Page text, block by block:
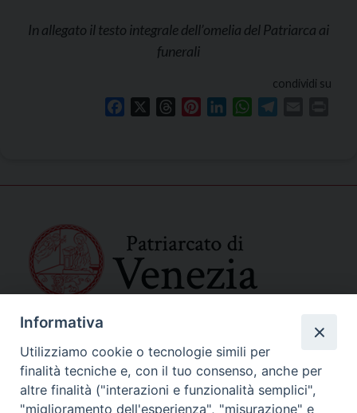
In allegato il testo integrale dell’omelia del Patriarca ai
funerali
condividi su
Facebook ThreadsPinterestLinkedInWhatsApp
SEDE PRINCIPALE
Palazzo Patriarcale
San Marco, 320/A – 30124 Venezia
Tel. 041-2702411
e-mail curia@patriarcatovenezia.it
Informativa
Utilizziamo cookie o tecnologie simili per
finalità tecniche e, con il tuo consenso, anche per
altre finalità ("interazioni e funzionalità semplici",
"miglioramento dell'esperienza", "misurazione" e